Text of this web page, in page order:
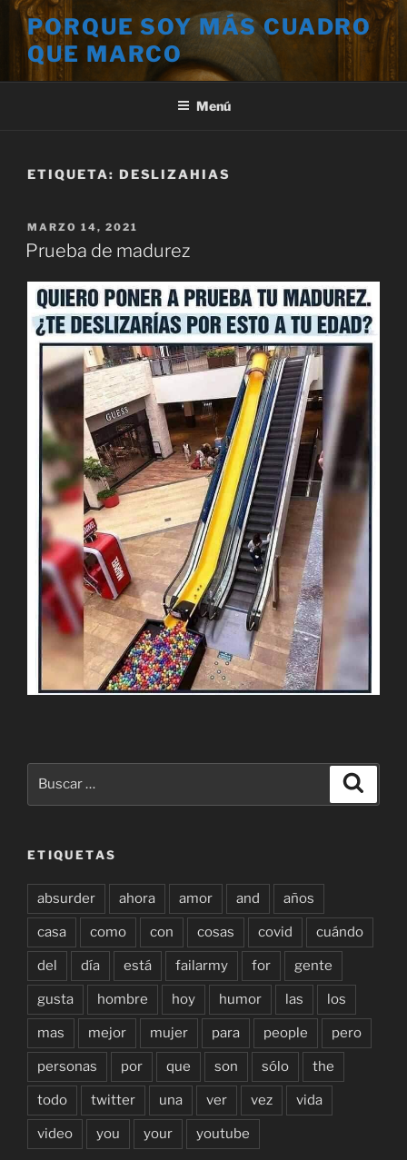
Saltar
contenido
PORQUE SOY MÁS CUADRO
QUE MARCO
Menú
ETIQUETA: DESLIZAHIAS
PUBLICADO
EL
MARZO 14, 2021
Prueba de madurez
ETIQUETAS
absurder ahora amor and años
casa como con cosas covid cuándo
del día está failarmy for gente
gusta hombre hoy humor las los
mas mejor mujer para people pero
personas por que son sólo the
todo twitter una ver vez vida
video you your youtube